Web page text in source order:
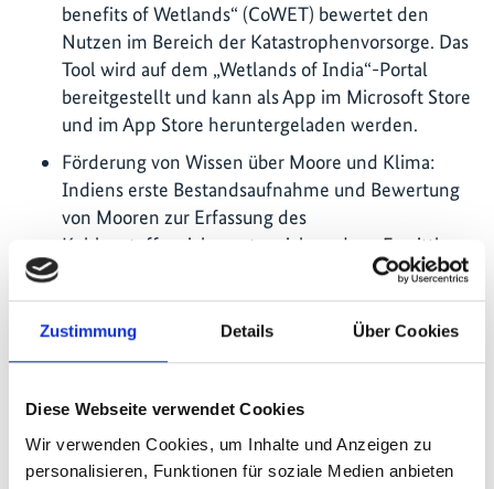
Zustimmung Details Über Cookies
Diese Webseite verwendet Cookies
Wir verwenden Cookies, um Inhalte und Anzeigen zu
personalisieren, Funktionen für soziale Medien anbieten
benefits of Wetlands“ (CoWET) bewertet den
Nutzen im Bereich der Katastrophenvorsorge. Das
Tool wird auf dem „Wetlands of India“-Portal
bereitgestellt und kann als App im Microsoft Store
und im App Store heruntergeladen werden.
Förderung von Wissen über Moore und Klima:
Indiens erste Bestandsaufnahme und Bewertung
von Mooren zur Erfassung des
Kohlenstoffspeicherpotenzials und zur Ermittlung
abgeschlossen. Der Bericht ist unter „Peatlands of
India – An Overview and Future Roadmap“ zu
in den Bereichen Klima und Biodiversität: Das
Projekt ermöglichte 43 Dialoge zwischen
politischen Partnern aus Indien und Deutschland,